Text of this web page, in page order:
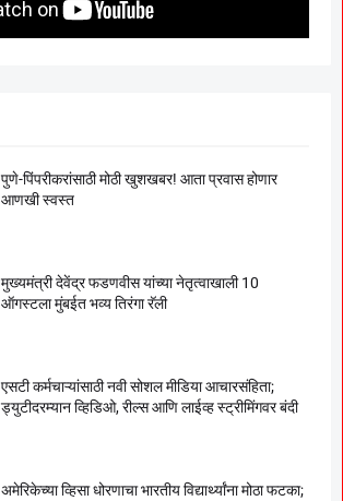
पुणे-पिंपरीकरांसाठी मोठी खुशखबर! आता प्रवास होणार
आणखी स्वस्त
मुख्यमंत्री देवेंद्र फडणवीस यांच्या नेतृत्वाखाली 10
ऑगस्टला मुंबईत भव्य तिरंगा रॅली
एसटी कर्मचाऱ्यांसाठी नवी सोशल मीडिया आचारसंहिता;
ड्युटीदरम्यान व्हिडिओ, रील्स आणि लाईव्ह स्ट्रीमिंगवर बंदी
अमेरिकेच्या व्हिसा धोरणाचा भारतीय विद्यार्थ्यांना मोठा फटका;